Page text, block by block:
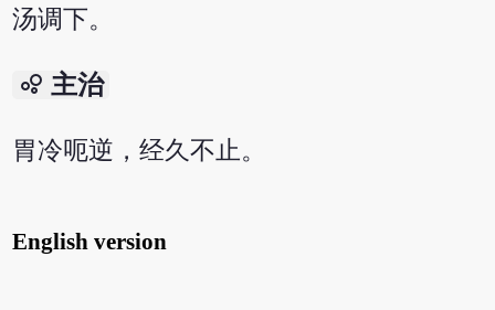
汤调下。
bubble_chart 主治
胃冷呃逆，经久不止。
English version